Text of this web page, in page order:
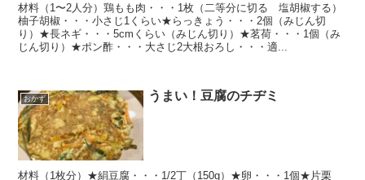
材料（1〜2人分）鶏もも肉・・・1枚（二等分に切る 塩胡椒する）
柚子胡椒・・・小さじ1くらい★らっきょう・・・2個（みじん切
り）★長ネギ・・・5cmくらい（みじん切り）★茗荷・・・1個（み
じん切り）★ポン酢・・・大さじ2大根おろし・・・適...
おかず うまい！豆腐のチヂミ
材料（1枚分）★絹豆腐・・・1/2丁（150g）★卵・・・1個★片栗